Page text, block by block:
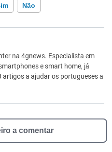
Não
incorreta
que procuro
na 4gnews. Especialista em
e smart home, já
artigos a ajudar os portugueses a
a comentar